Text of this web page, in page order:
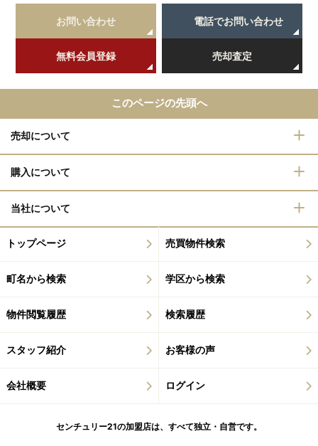
お問い合わせ 電話でお問い合わせ
無料会員登録 売却査定
このページの先頭へ
売却について
購入について
当社について
トップページ 売買物件検索
町名から検索 学区から検索
物件閲覧履歴 検索履歴
スタッフ紹介 お客様の声
会社概要 ログイン
センチュリー21の加盟店は、すべて独立・自営です。